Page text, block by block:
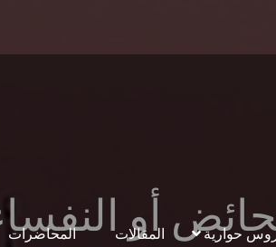
حوارية المقالات المحاضرات أو